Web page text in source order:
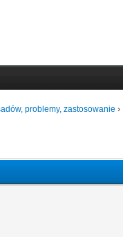
problemy, zastosowanie ›